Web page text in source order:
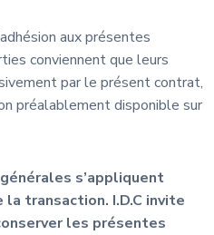
aux présentes
conviennent que leurs
par le présent contrat,
préalablement disponible sur
s’appliquent
transaction. I.D.C invite
les présentes